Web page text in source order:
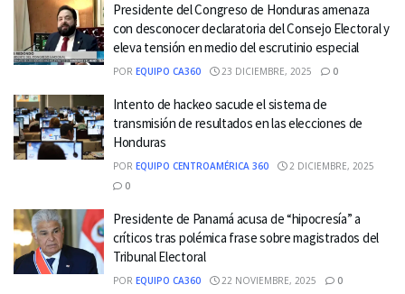
Presidente del Congreso de Honduras amenaza
con desconocer declaratoria del Consejo Electoral y
eleva tensión en medio del escrutinio especial
POR EQUIPO CA360 23 DICIEMBRE, 2025 0
Intento de hackeo sacude el sistema de
transmisión de resultados en las elecciones de
Honduras
POR EQUIPO CENTROAMÉRICA 360
2 DICIEMBRE, 2025
0
Presidente de Panamá acusa de “hipocresía” a
críticos tras polémica frase sobre magistrados del
Tribunal Electoral
POR EQUIPO CA360 22 NOVIEMBRE, 2025 0